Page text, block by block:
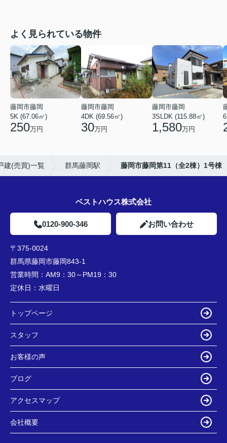
よく見られている物件
藤岡市藤岡
5K (67.06㎡)
250万円
藤岡市藤岡
4DK (69.56㎡)
30万円
藤岡市藤岡
3SLDK (115.88㎡)
1,580万円
建(売買)一覧 群馬藤岡駅 藤岡市藤岡第11（全2棟）1号棟
ベストハウス株式会社
0120-900-346 お問い合わせ
〒375-0024
群馬県藤岡市藤岡843-1
営業時間： AM9：30～PM19：30
定休日： 水曜日
トップページ
スタッフ
お客様の声
ブログ
アクセスマップ
会社概要